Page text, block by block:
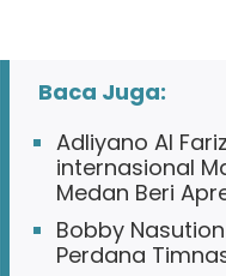
Baca Juga:
Adliyano Al
internasional
Medan Beri
Bobby
Perdana